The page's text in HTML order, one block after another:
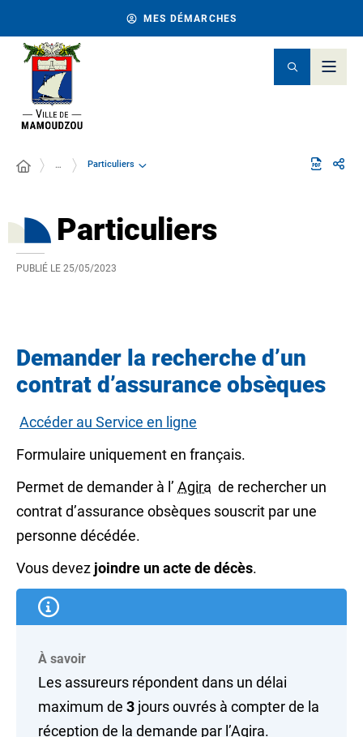
MES DÉMARCHES
… Particuliers
Particuliers
PUBLIÉ LE 25/05/2023
Demander la recherche d’un
contrat d’assurance obsèques
Accéder au Service en ligne
Formulaire uniquement en français.
Permet de demander à l’ Agira de rechercher un
contrat d’assurance obsèques souscrit par une
personne décédée.
Vous devez joindre un acte de décès.
À savoir
Les assureurs répondent dans un délai
maximum de 3 jours ouvrés à compter de la
réception de la demande par l’Agira.